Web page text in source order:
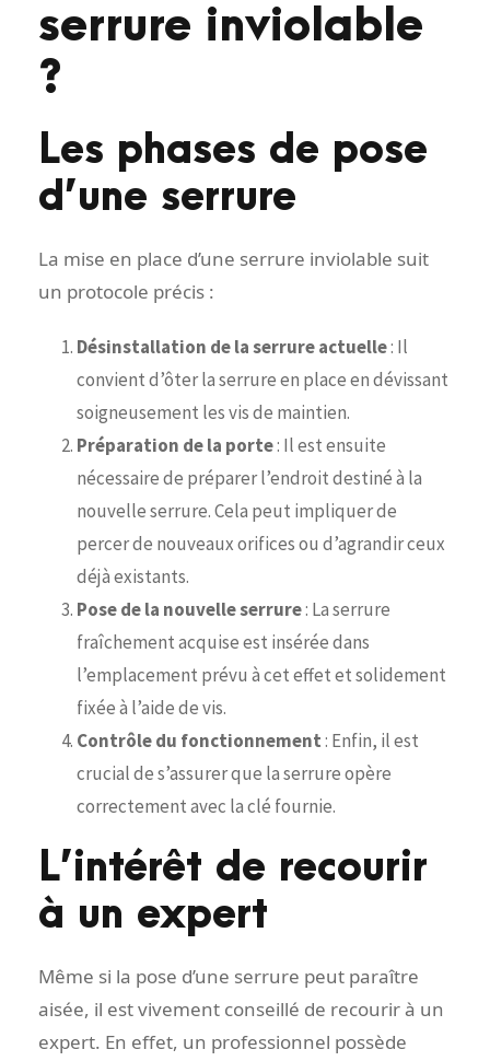
serrure inviolable
?
Les phases de pose
d’une serrure
La mise en place d’une serrure inviolable suit
un protocole précis :
Désinstallation de la serrure actuelle: Il
convient d’ôter la serrure en place en dévissant
soigneusement les vis de maintien.
Préparation de la porte: Il est ensuite
nécessaire de préparer l’endroit destiné à la
nouvelle serrure. Cela peut impliquer de
percer de nouveaux orifices ou d’agrandir ceux
déjà existants.
Pose de la nouvelle serrure: La serrure
fraîchement acquise est insérée dans
l’emplacement prévu à cet effet et solidement
fixée à l’aide de vis.
Contrôle du fonctionnement: Enfin, il est
crucial de s’assurer que la serrure opère
correctement avec la clé fournie.
L’intérêt de recourir
à un expert
Même si la pose d’une serrure peut paraître
aisée, il est vivement conseillé de recourir à un
expert. En effet, un professionnel possède